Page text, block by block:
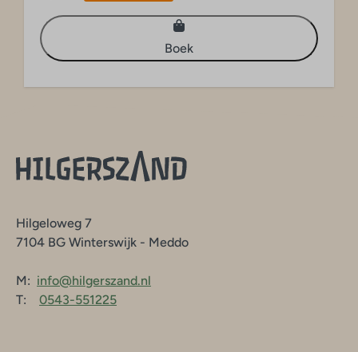
Boek
Hilgeloweg 7
7104 BG Winterswijk - Meddo
M: info@hilgerszand.nl
T: 0543-551225